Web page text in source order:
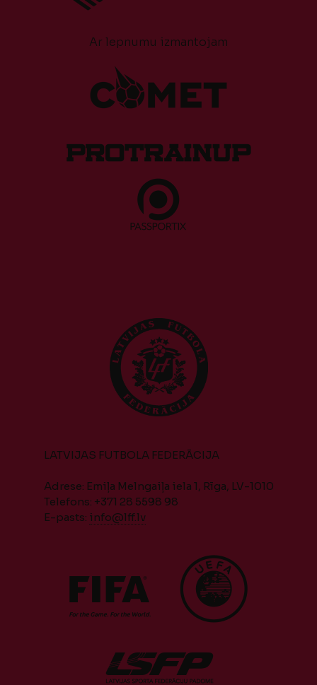
Ar lepnumu izmantojam
LATVIJAS FUTBOLA FEDERĀCIJA
Adrese: Emiļa Melngaiļa iela 1, Rīga, LV-1010
Telefons: +371 28 5598 98
E-pasts: info@lff.lv